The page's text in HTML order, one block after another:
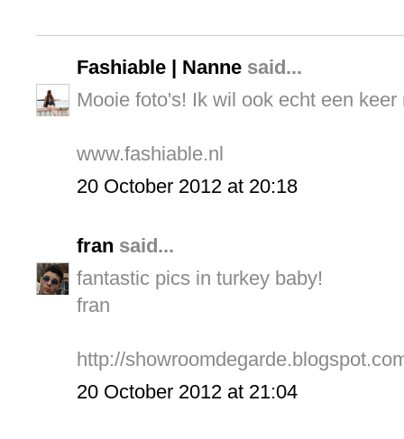
Fashiable | Nanne said...
Mooie foto's! Ik wil ook echt een keer
www.fashiable.nl
20 October 2012 at 20:18
fran said...
fantastic pics in turkey baby!
fran
http://
20 October 2012 at 21:04